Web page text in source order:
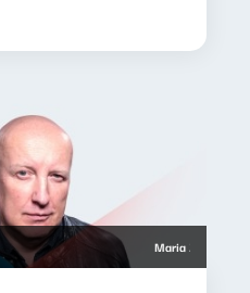
Maria Zamachowska,